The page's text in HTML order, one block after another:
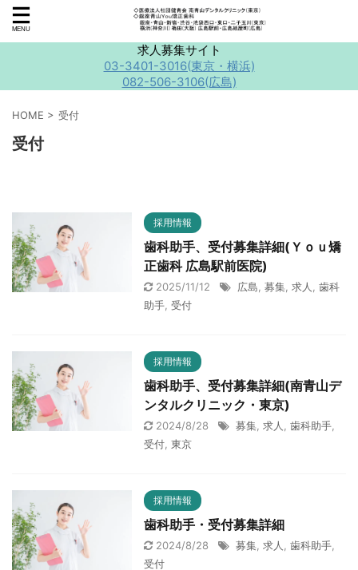
求人募集サイト
03-3401-3016(東京・横浜)
082-506-3106(広島)
HOME > 受付
受付
採用情報
歯科助手、受付募集詳細(Ｙｏｕ矯
正歯科 広島駅前医院)
2025/11/12 広島 募集 求人
歯科
助手 受付
採用情報
歯科助手、受付募集詳細(南青山デ
ンタルクリニック・東京)
2024/8/28 募集 求人 歯科助手
受付 東京
採用情報
歯科助手・受付募集詳細
2024/8/28 募集 求人 歯科助手
受付